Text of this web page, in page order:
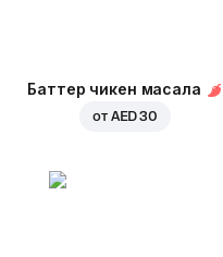
Баттер чикен масала
от AED 30